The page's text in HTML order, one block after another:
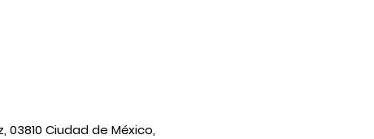
Ciudad de México,